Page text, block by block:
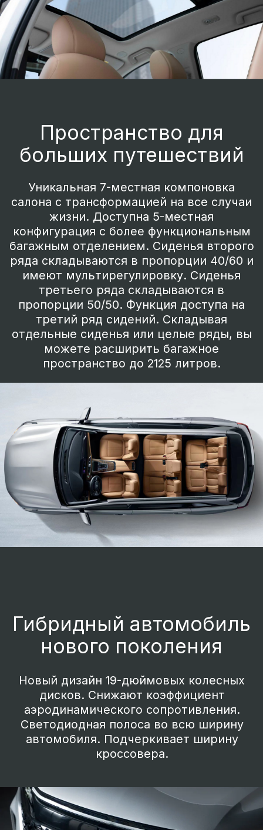
кроссовера.
7-местный салон
Варианты трансформации.
автомобиля мощностью до 3,3 кВт, для
того чтобы запитать бытовые
электроприборы, например, проектор
или портативную электрическую плиту.
будет пополнить от ДВС. Отдых с
привычным комфортом теперь доступен
везде, вместе с EVOLUTE i-SPACE.